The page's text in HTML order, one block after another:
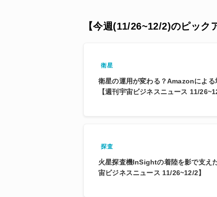
【今週(11/26~12/2)のピック
衛星
衛星の運用が変わる？Amazonによ
【週刊宇宙ビジネスニュース 11/
探査
火星探査機InSightの着陸を影で支え
宙ビジネスニュース 11/26~12/2】